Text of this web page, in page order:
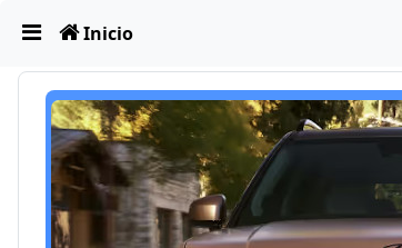
Obviar Inicio